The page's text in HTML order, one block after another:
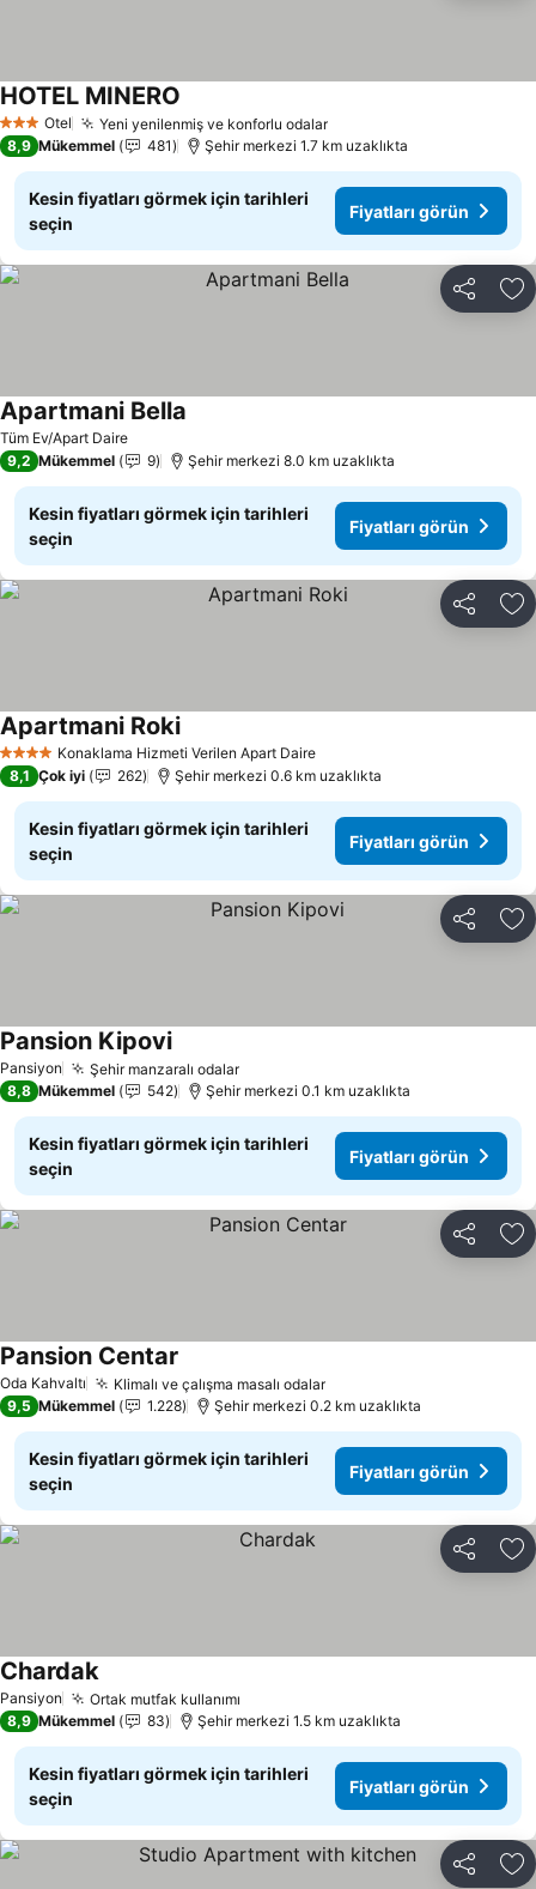
3 YıldızOtel Yeni yenilenmiş ve konforlu odalar
HOTEL MINERO
8,9 Mükemmel 481 Şehir merkezi 1.7 km uzaklıkta
Kesin fiyatları görmek için tarihleri
seçin
Fiyatları görün
Paylaş
Tüm Ev/Apart Daire
Apartmani Bella
9,2 Mükemmel 9 Şehir merkezi 8.0 km uzaklıkta
Kesin fiyatları görmek için tarihleri
seçin
Fiyatları görün
Paylaş
4 Yıldız Konaklama Hizmeti Verilen Apart Daire
Apartmani Roki
8,1 Çok iyi 262 Şehir merkezi 0.6 km uzaklıkta
Kesin fiyatları görmek için tarihleri
seçin
Fiyatları görün
Paylaş
Pansiyon Şehir manzaralı odalar
Pansion Kipovi
8,8 Mükemmel 542 Şehir merkezi 0.1 km uzaklıkta
Kesin fiyatları görmek için tarihleri
seçin
Fiyatları görün
Paylaş
Oda Kahvaltı Klimalı ve çalışma masalı odalar
Pansion Centar
9,5 Mükemmel 1.228 Şehir merkezi 0.2 km uzaklıkta
Kesin fiyatları görmek için tarihleri
seçin
Fiyatları görün
Paylaş
Pansiyon Ortak mutfak kullanımı
Chardak
8,9 Mükemmel 83 Şehir merkezi 1.5 km uzaklıkta
Kesin fiyatları görmek için tarihleri
seçin
Fiyatları görün
Paylaş